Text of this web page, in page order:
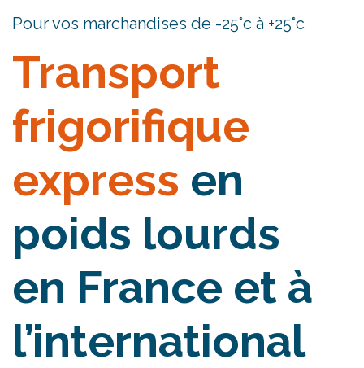
Pour vos marchandises de -25°c à +25°c
Transport
frigorifique
express en
poids lourds
en France et à
l’international